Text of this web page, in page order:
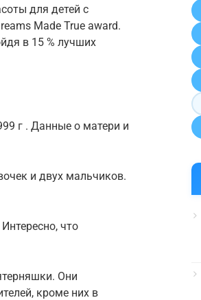
для детей с
Made True award.
в 15 % лучших
г . Данные о матери и
и двух мальчиков.
что
Они
кроме них в